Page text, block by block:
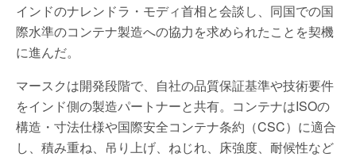
インドのナレンドラ・モディ首相と会談し、同国での国
際水準のコンテナ製造への協力を求められたことを契機
に進んだ。
マースクは開発段階で、自社の品質保証基準や技術要件
をインド側の製造パートナーと共有。コンテナはISOの
構造・寸法仕様や国際安全コンテナ条約（CSC）に適合
し、積み重ね、吊り上げ、ねじれ、床強度、耐候性など